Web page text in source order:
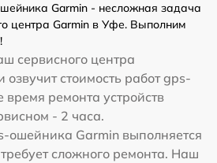
Garmin - несложная задача
центра Garmin в Уфе. Выполним
сервисного центра
озвучит стоимость работ gps-
ремонта устройств
- 2 часа.
ошейника Garmin выполняется
сложного ремонта. Наш